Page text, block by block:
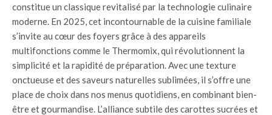
constitue un classique revitalisé par la technologie culinaire
moderne. En 2025, cet incontournable de la cuisine familiale
s’invite au cœur des foyers grâce à des appareils
multifonctions comme le Thermomix, qui révolutionnent la
simplicité et la rapidité de préparation. Avec une texture
onctueuse et des saveurs naturelles sublimées, il s’offre une
place de choix dans nos menus quotidiens, en combinant bien-
être et gourmandise. L’alliance subtile des carottes sucrées et